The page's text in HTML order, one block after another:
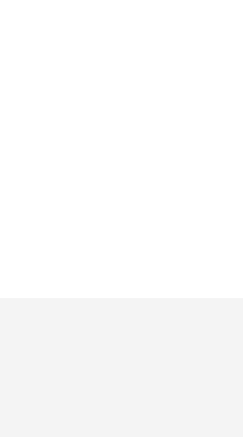
канализации